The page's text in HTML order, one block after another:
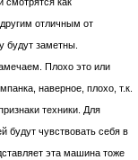
отличным от
будут заметны.
Плохо это или
наверное, плохо, т.к.
техники. Для
будут чувствовать себя в
эта машина тоже